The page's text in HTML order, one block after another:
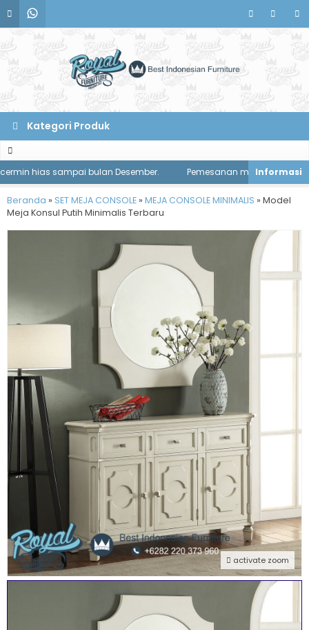
Kategori Produk
hias sampai bulan Desember. Pemesanan meja makan diskon
Beranda » SET MEJA CONSOLE » MEJA CONSOLE MINIMALIS » Model
Meja Konsul Putih Minimalis Terbaru
activate zoom